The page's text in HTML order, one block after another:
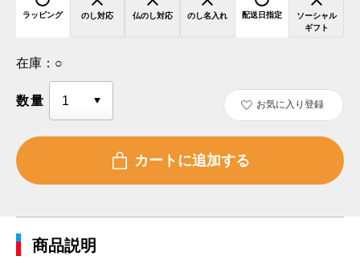
ラッピング のし対応 仏のし対応 のし名入れ 配送日指定
ソーシャル
ギフト
在庫： ○
数量 お気に入り登録
商品説明